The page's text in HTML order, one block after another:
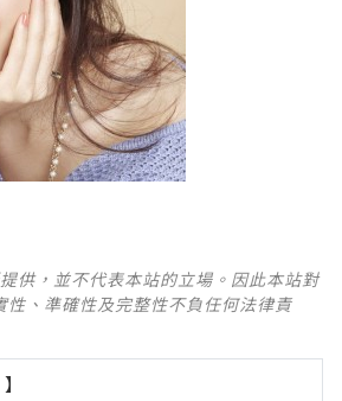
供，並不代表本站的立場。因此本站對
性、準確性及完整性不負任何法律責